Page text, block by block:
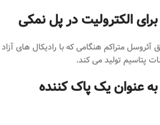
الکترولیت در پل نمکی
متراکم هنگامی که با رادیکال های آزاد
پتاسیم تولید می کند.
به عنوان یک پاک کننده